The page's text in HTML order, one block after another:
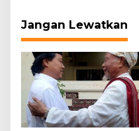
Jangan Lewatkan